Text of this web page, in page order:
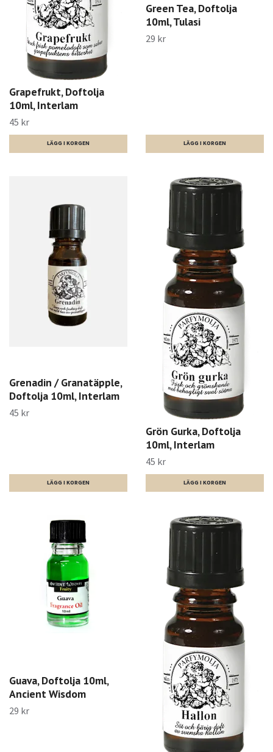
Grapefrukt, Doftolja
10ml, Interlam
45 kr
Green Tea, Doftolja
10ml, Tulasi
29 kr
Grenadin / Granatäpple,
Doftolja 10ml, Interlam
45 kr
Grön Gurka, Doftolja
10ml, Interlam
45 kr
Guava, Doftolja 10ml,
Ancient Wisdom
29 kr